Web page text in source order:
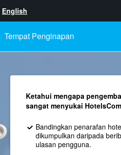
English
Tempat Penginapan
Ketahui mengapa
sangat menyukai
Bandingkan penarafan
dikumpulkan daripada
ulasan pengguna.